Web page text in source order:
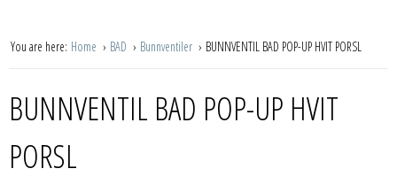
You are here: Home BAD Bunnventiler BUNNVENTIL BAD POP-UP HVIT PORSL
BUNNVENTIL BAD POP-UP HVIT
PORSL